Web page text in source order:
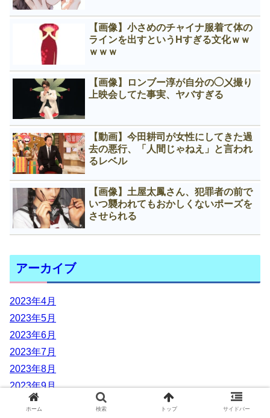
【画像】小さめのチャイナ服着て体の
ラインを出すというНすぎる文化ｗｗ
ｗｗｗ
【画像】ロンブー淳が自分の◯㐅撮り
上映会してた事実、ヤバすぎる
【動画】今田耕司が女性にしてきた過
去の悪行、「人間じゃねえ」と言われ
るレベル
【画像】土屋太鳳さん、犯罪者の前で
いつ襲われてもおかしくないポーズを
させられる
アーカイブ
2023年4月
2023年5月
2023年6月
2023年7月
2023年8月
2023年9月
2023年10月
ホーム 検索 トップ サイドバー